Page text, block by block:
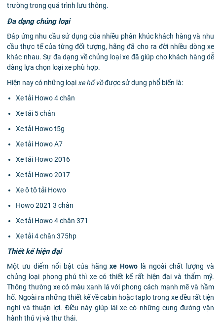
trường trong quá trình lưu thông.
Đa dạng chủng loại
Đáp ứng nhu cầu sử dụng của nhiều phân khúc khách hàng và nhu
cầu thực tế của từng đối tượng, hãng đã cho ra đời nhiều dòng xe
khác nhau. Sự đa dạng về chủng loại xe đã giúp cho khách hàng dễ
dàng lựa chọn loại xe phù hợp.
Hiện nay có những loại xe hổ vồđược sử dụng phổ biến là:
Xe tải Howo 4 chân
Xe tải 5 chân
Xe tải Howo t5g
Xe tải Howo A7
Xe tải Howo 2016
Xe tải Howo 2017
Xe ô tô tải Howo
Howo 2021 3 chân
Xe tải Howo 4 chân 371
Xe tải 4 chân 375hp
Thiết kế hiện đại
Một ưu điểm nổi bật của hãngxe Howo là ngoài chất lượng và
chủng loại phong phú thì xe có thiết kế rất hiện đại và thẩm mỹ.
Thông thường xe có màu xanh lá với phong cách mạnh mẽ và hầm
hố. Ngoài ra những thiết kế về cabin hoặc taplo trong xe đều rất tiện
nghi và thuận lợi. Điều này giúp lái xe có những cung đường vận
hành thú vị và thư thái.